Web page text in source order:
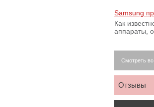
Samsung
Как
аппараты,
Смотреть
Отзывы